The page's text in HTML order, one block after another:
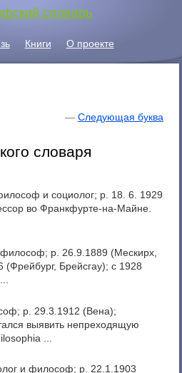
словарь
Книги О проекте
— Следующая буква
словаря
и социолог; р. 18. 6. 1929
во Франкфурте-на-Майне.
p. 26.9.1889 (Мескирх,
Брейсгау); с 1928
p. 29.3.1912 (Вена);
выявить непреходящую
...
и философ; p. 22.1.1903